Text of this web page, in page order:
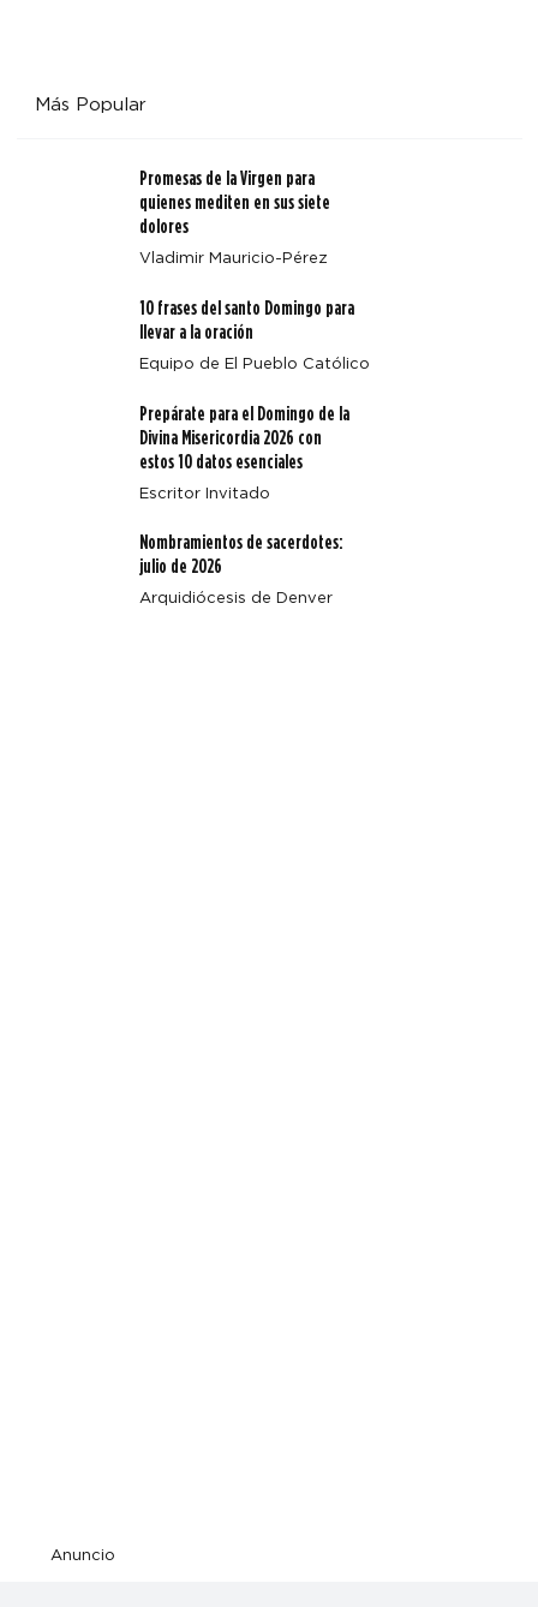
Más Popular
Promesas de la Virgen para
quienes mediten en sus siete
dolores
Vladimir Mauricio-Pérez
10 frases del santo Domingo para
llevar a la oración
Equipo de El Pueblo Católico
Prepárate para el Domingo de la
Divina Misericordia 2026 con
estos 10 datos esenciales
Escritor Invitado
Nombramientos de sacerdotes:
julio de 2026
Arquidiócesis de Denver
Anuncio